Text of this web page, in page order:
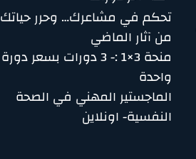
تحكم في مشاعرك… وحرر حياتك
من آثار الماضي
منحة 3×1 :- 3 دورات بسعر دورة
واحدة
الماجستير المهني في الصحة
النفسية- اونلاين